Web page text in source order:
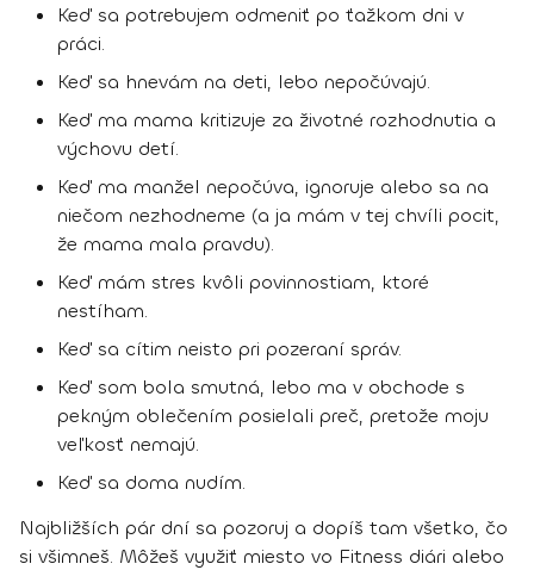
Keď sa potrebujem odmeniť po ťažkom dni v
práci.
Keď sa hnevám na deti, lebo nepočúvajú.
Keď ma mama kritizuje za životné rozhodnutia a
výchovu detí.
Keď ma manžel nepočúva, ignoruje alebo sa na
niečom nezhodneme (a ja mám v tej chvíli pocit,
že mama mala pravdu).
Keď mám stres kvôli povinnostiam, ktoré
nestíham.
Keď sa cítim neisto pri pozeraní správ.
Keď som bola smutná, lebo ma v obchode s
pekným oblečením posielali preč, pretože moju
veľkosť nemajú.
Keď sa doma nudím.
Najbližších pár dní sa pozoruj a dopíš tam všetko, čo
si všimneš. Môžeš využiť miesto vo Fitness diári alebo